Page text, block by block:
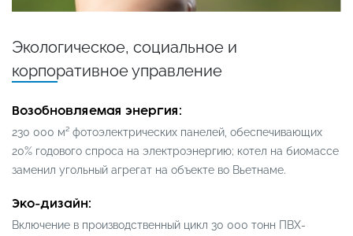
Экологическое, социальное и
корпоративное управление
Возобновляемая энергия:
230 000 м² фотоэлектрических панелей, обеспечивающих
20% годового спроса на электроэнергию; котел на биомассе
заменил угольный агрегат на объекте во Вьетнаме.
Эко-дизайн:
Включение в производственный цикл 30 000 тонн ПВХ-